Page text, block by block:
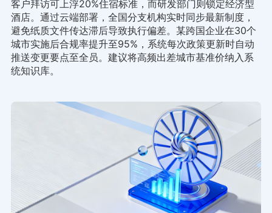
客户拜访可上浮20%住宿标准，而研发部门则锁定经济型
酒店。通过云端部署，全国分支机构实时同步最新制度，
避免纸质文件传达滞后导致执行偏差。某跨国企业在30个
城市实施后合规率提升至95%，系统每次政策更新时自动
推送变更要点至全员。建议将高频出差城市基准价纳入系
统知识库。